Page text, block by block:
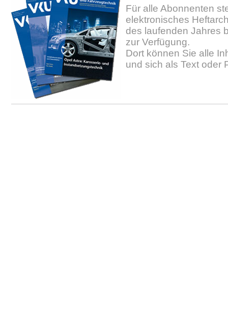
Für alle Abonnenten
elektronisches
des laufenden Jahres
zur Verfügung.
Dort können Sie alle
und sich als Text oder